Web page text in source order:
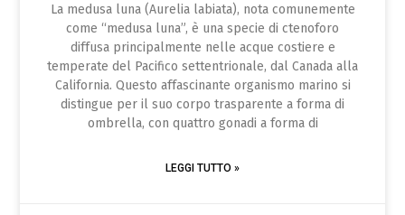
La medusa luna (Aurelia labiata), nota comunemente
come “medusa luna”, è una specie di ctenoforo
diffusa principalmente nelle acque costiere e
temperate del Pacifico settentrionale, dal Canada alla
California. Questo affascinante organismo marino si
distingue per il suo corpo trasparente a forma di
ombrella, con quattro gonadi a forma di
LEGGI TUTTO »